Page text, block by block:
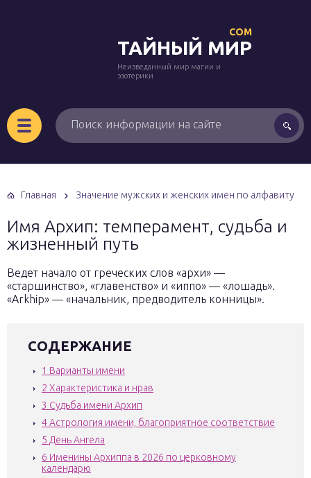
ТАЙНЫЙ МИР
COM
Неизведанный мир магии и
эзотерики
Главная Значение мужских и женских имен по алфавиту
Имя Архип: темперамент, судьба и
жизненный путь
Ведет начало от греческих слов «архи» —
«старшинство», «главенство» и «иппо» — «лошадь».
«Arkhip» — «начальник, предводитель конницы».
СОДЕРЖАНИЕ
1 Варианты имени
2 Характеристика и нрав
3 Судьба имени Архип
4Астрология имени, благоприятное соответствие
5 День Ангела
6 Именины Архиппа в 2026 по церковному
календарю